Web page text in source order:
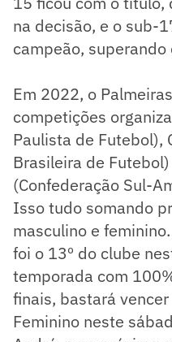
na decisão, e o sub-
campeão,
Em 2022, o
competições
Paulista de Futebol),
Brasileira de
(Confederação Sul-
Isso tudo somando
masculino e
foi o 13º do clube
temporada com
finais, bastará
Feminino neste